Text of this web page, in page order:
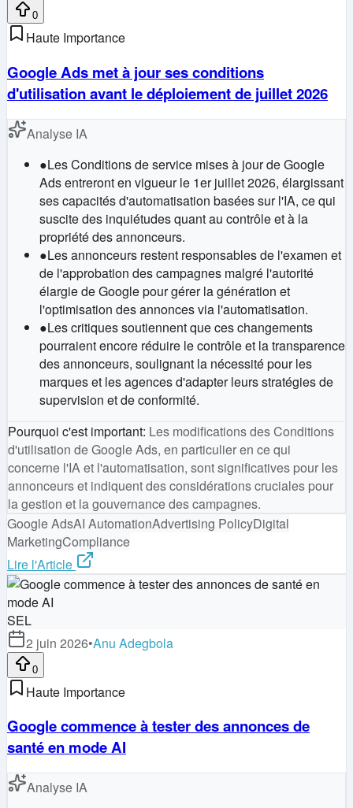
0
Haute Importance
Google Ads met à jour ses conditions
d'utilisation avant le déploiement de juillet 2026
Analyse IA
●Les Conditions de service mises à jour de Google
Ads entreront en vigueur le 1er juillet 2026, élargissant
ses capacités d'automatisation basées sur l'IA, ce qui
suscite des inquiétudes quant au contrôle et à la
propriété des annonceurs.
●Les annonceurs restent responsables de l'examen et
de l'approbation des campagnes malgré l'autorité
élargie de Google pour gérer la génération et
l'optimisation des annonces via l'automatisation.
●Les critiques soutiennent que ces changements
pourraient encore réduire le contrôle et la transparence
des annonceurs, soulignant la nécessité pour les
marques et les agences d'adapter leurs stratégies de
supervision et de conformité.
Pourquoi c'est important: Les modifications des Conditions
d'utilisation de Google Ads, en particulier en ce qui
concerne l'IA et l'automatisation, sont significatives pour les
annonceurs et indiquent des considérations cruciales pour
la gestion et la gouvernance des campagnes.
Google AdsAI AutomationAdvertising PolicyDigital
MarketingCompliance
Lire l'Article
SEL
2 juin 2026•Anu Adegbola
0
Haute Importance
Google commence à tester des annonces de
santé en mode AI
Analyse IA